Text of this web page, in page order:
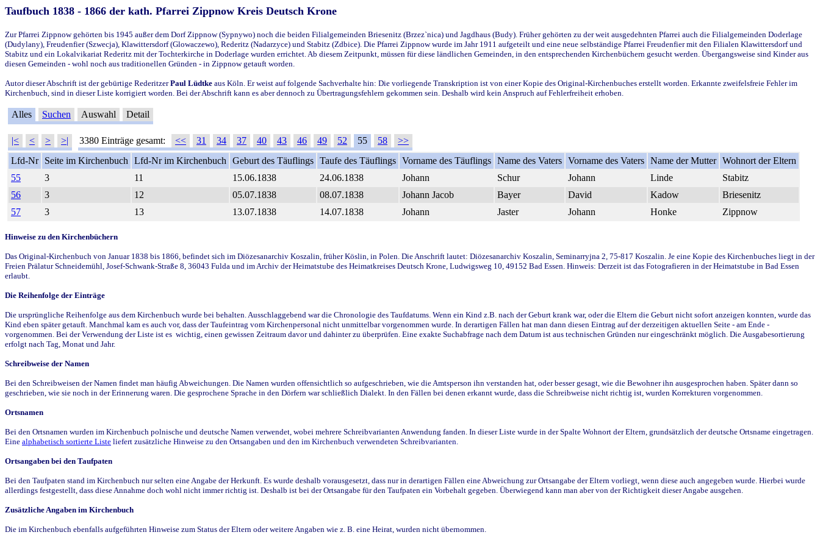
Taufbuch 1838 - 1866 der kath. Pfarrei Zippnow Kreis Deutsch Krone
Zur Pfarrei Zippnow gehörten bis 1945 außer dem Dorf Zippnow (Sypnywo) noch die beiden Filialgemeinden Briesenitz (Brzez`nica) und Jagdhaus (Budy). Früher gehörten zu der weit ausgedehnten Pfarrei auch die Filialgemeinden Doderlage
(Dudylany), Freudenfier (Szwecja), Klawittersdorf (Glowaczewo), Rederitz (Nadarzyce) und Stabitz (Zdbice). Die Pfarrei Zippnow wurde im Jahr 1911 aufgeteilt und eine neue selbständige Pfarrei Freudenfier mit den Filialen Klawittersdorf und
Stabitz und ein Lokalvikariat Rederitz mit der Tochterkirche in Doderlage wurden errichtet. Ab diesem Zeitpunkt, müssen für diese ländlichen Gemeinden, in den entsprechenden Kirchenbüchern gesucht werden. Übergangsweise sind Kinder aus
diesen Gemeinden - wohl noch aus traditionellen Gründen - in Zippnow getauft worden.
Autor dieser Abschrift ist der gebürtige RederitzerPaul Lüdtke aus Köln. Er weist auf folgende Sachverhalte hin: Die vorliegende Transkription ist von einer Kopie des Original-Kirchenbuches erstellt worden. Erkannte zweifelsfreie Fehler im
Kirchenbuch, sind in dieser Liste korrigiert worden. Bei der Abschrift kann es aber dennoch zu Übertragungsfehlern gekommen sein. Deshalb wird kein Anspruch auf Fehlerfreiheit erhoben.
Alles Suchen Auswahl Detail
|< < > >| 3380 Einträge gesamt: << 31 34 37 40 43 46 49 52 55 58
>>
Lfd-Nr
Seite im Kirchenbuch Lfd-Nr im Kirchenbuch Geburt des Täuflings Taufe des Täuflings Vorname des Täuflings Name des Vaters Vorname des Vaters Name der Mutter Wohnort der Eltern
55
3 11 15.06.1838 24.06.1838 Johann Schur Johann Linde
Stabitz
56
3 12 05.07.1838 08.07.1838 Johann Jacob Bayer David Kadow
Briesenitz
57
3 13 13.07.1838 14.07.1838 Johann Jaster Johann Honke Zippnow
Hinweise zu den Kirchenbüchern
Das Original-Kirchenbuch von Januar 1838 bis 1866, befindet sich im Diözesanarchiv Koszalin, früher Köslin, in Polen. Die Anschrift lautet: Diözesanarchiv Koszalin, Seminarryjna 2, 75-817 Koszalin. Je eine Kopie des Kirchenbuches liegt in der
Freien Prälatur Schneidemühl, Josef-Schwank-Straße 8, 36043 Fulda und im Archiv der Heimatstube des Heimatkreises Deutsch Krone, Ludwigsweg 10, 49152 Bad Essen. Hinweis: Derzeit ist das Fotografieren in der Heimatstube in Bad Essen
erlaubt.
Die Reihenfolge der Einträge
Die ursprüngliche Reihenfolge aus dem Kirchenbuch wurde bei behalten. Ausschlaggebend war die Chronologie des Taufdatums. Wenn ein Kind z.B. nach der Geburt krank war, oder die Eltern die Geburt nicht sofort anzeigen konnten, wurde das
Kind eben später getauft. Manchmal kam es auch vor, dass der Taufeintrag vom Kirchenpersonal nicht unmittelbar vorgenommen wurde. In derartigen Fällen hat man dann diesen Eintrag auf der derzeitigen aktuellen Seite - am Ende -
vorgenommen. Bei der Verwendung der Liste ist es wichtig, einen gewissen Zeitraum davor und dahinter zu überprüfen. Eine exakte Suchabfrage nach dem Datum ist aus technischen Gründen nur eingeschränkt möglich. Die Ausgabesortierung
erfolgt nach Tag, Monat und Jahr.
Schreibweise der Namen
Bei den Schreibweisen der Namen findet man häufig Abweichungen. Die Namen wurden offensichtlich so aufgeschrieben, wie die Amtsperson ihn verstanden hat, oder besser gesagt, wie die Bewohner ihn ausgesprochen haben. Später dann so
geschrieben, wie sie noch in der Erinnerung waren. Die gesprochene Sprache in den Dörfern war schließlich Dialekt. In den Fällen bei denen erkannt wurde, dass die Schreibweise nicht richtig ist, wurden Korrekturen vorgenommen.
Ortsnamen
Bei den Ortsnamen wurden im Kirchenbuch polnische und deutsche Namen verwendet, wobei mehrere Schreibvarianten Anwendung fanden. In dieser Liste wurde in der Spalte Wohnort der Eltern, grundsätzlich der deutsche Ortsname eingetragen.
Eine alphabetisch sortierte Liste liefert zusätzliche Hinweise zu den Ortsangaben und den im Kirchenbuch verwendeten Schreibvarianten.
Ortsangaben bei den Taufpaten
Bei den Taufpaten stand im Kirchenbuch nur selten eine Angabe der Herkunft. Es wurde deshalb vorausgesetzt, dass nur in derartigen Fällen eine Abweichung zur Ortsangabe der Eltern vorliegt, wenn diese auch angegeben wurde. Hierbei wurde
allerdings festgestellt, dass diese Annahme doch wohl nicht immer richtig ist. Deshalb ist bei der Ortsangabe für den Taufpaten ein Vorbehalt gegeben. Überwiegend kann man aber von der Richtigkeit dieser Angabe ausgehen.
Zusätzliche Angaben im Kirchenbuch
Die im Kirchenbuch ebenfalls aufgeführten Hinweise zum Status der Eltern oder weitere Angaben wie z. B. eine Heirat, wurden nicht übernommen.